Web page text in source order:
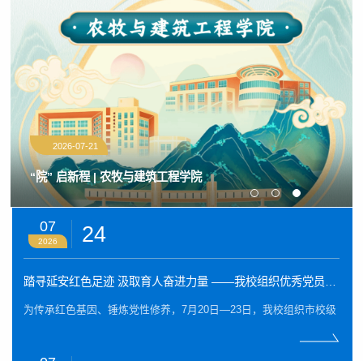
2026-07-21
“院” 启新程 | 农牧与建筑工程学院
07
2026 24
为传承红色基因、锤炼党性修养，7月20日—23日，我校组织市校级
地延安开展实景党性教育活动。 循着革命先辈足迹，参训教师先
后走进延安革命纪念馆、枣园革命旧址。 在延安革命纪念馆，珍贵